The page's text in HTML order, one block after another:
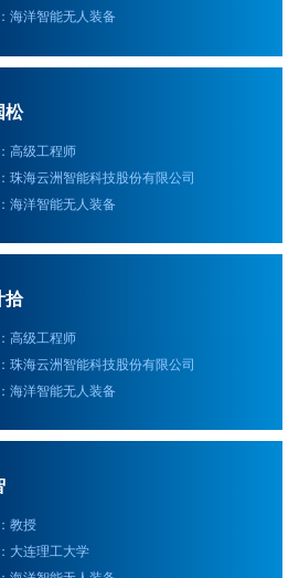
海洋智能无人装备
松
高级工程师
珠海云洲智能科技股份有限公司
海洋智能无人装备
拾
高级工程师
珠海云洲智能科技股份有限公司
海洋智能无人装备
教授
大连理工大学